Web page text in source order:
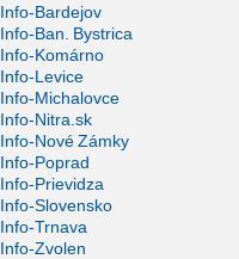
Info-Bardejov
Info-Ban. Bystrica
Info-Komárno
Info-Levice
Info-Michalovce
Info-Nitra.sk
Info-Nové Zámky
Info-Poprad
Info-Prievidza
Info-Slovensko
Info-Trnava
Info-Zvolen